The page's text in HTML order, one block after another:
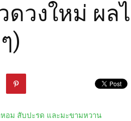
ดวงใหม่ ผ
)